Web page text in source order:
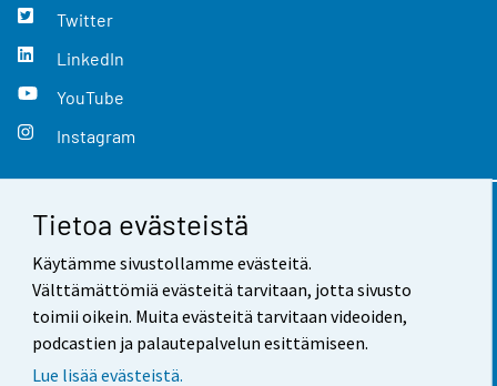
Tietoa evästeistä
Käytämme sivustollamme evästeitä.
Välttämättömiä evästeitä tarvitaan, jotta sivusto
toimii oikein. Muita evästeitä tarvitaan videoiden,
podcastien ja palautepalvelun esittämiseen.
Lue lisää evästeistä.
Twitter
LinkedIn
YouTube
Instagram
Yhteystiedot
Palaute
Käyttöehdot